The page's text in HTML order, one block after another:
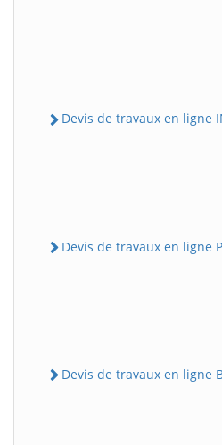
Devis de travaux en ligne
Devis de travaux en ligne
Devis de travaux en ligne